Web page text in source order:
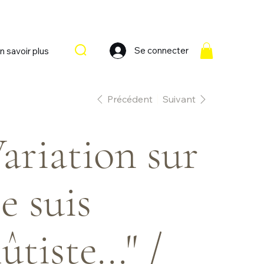
savoir plus Se connecter
Précédent Suivant
sur
suis
/